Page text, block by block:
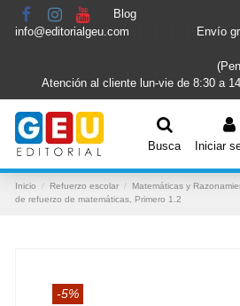
Blog
info@editorialgeu.com
Envío
Atención al cliente lun-vie de 8:30 a
Busca Iniciar
Inicio Refuerzo escolar Matemáticas y
de refuerzo de matemáticas, Primero 1.2
-5%